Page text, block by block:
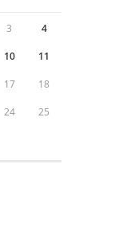
3 4
10 11
17 18
24 25